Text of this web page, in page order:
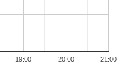
19:00 20:00 21:00